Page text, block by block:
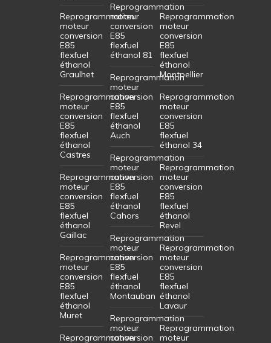
Reprogrammation
moteur
conversion
E85
flexfuel
éthanol
Graulhet
Reprogrammation
moteur
conversion
E85
flexfuel
éthanol
Castres
Reprogrammation
moteur
conversion
E85
flexfuel
éthanol
Gaillac
Reprogrammation
moteur
conversion
E85
flexfuel
éthanol
Muret
Reprogrammation
Reprogrammation
moteur
conversion
E85
flexfuel
éthanol 81
Reprogrammation
moteur
conversion
E85
flexfuel
éthanol
Auch
Reprogrammation
moteur
conversion
E85
flexfuel
éthanol
Cahors
Reprogrammation
moteur
conversion
E85
flexfuel
éthanol
Montauban
Reprogrammation
moteur
conversion
Reprogrammation
moteur
conversion
E85
flexfuel
éthanol
Montpellier
Reprogrammation
moteur
conversion
E85
flexfuel
éthanol 34
Reprogrammation
moteur
conversion
E85
flexfuel
éthanol
Revel
Reprogrammation
moteur
conversion
E85
flexfuel
éthanol
Lavaur
Reprogrammation
moteur